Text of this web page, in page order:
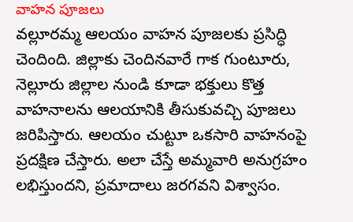
వాహన పూజలు
వల్లూరమ్మ ఆలయం వాహన పూజలకు ప్రసిద్ధి
చెందింది. జిల్లాకు చెందినవారే గాక గుంటూరు,
నెల్లూరు జిల్లాల నుండి కూడా భక్తులు కొత్త
వాహనాలను ఆలయానికి తీసుకువచ్చి పూజలు
జరిపిస్తారు. ఆలయం చుట్టూ ఒకసారి వాహనంపై
ప్రదక్షిణ చేస్తారు. అలా చేస్తే అమ్మవారి అనుగ్రహం
లభిస్తుందని, ప్రమాదాలు జరగవని విశ్వాసం.